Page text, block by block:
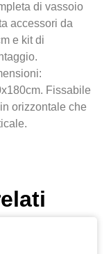
di vassoio
accessori da
e kit di
Fissabile
orizzontale che